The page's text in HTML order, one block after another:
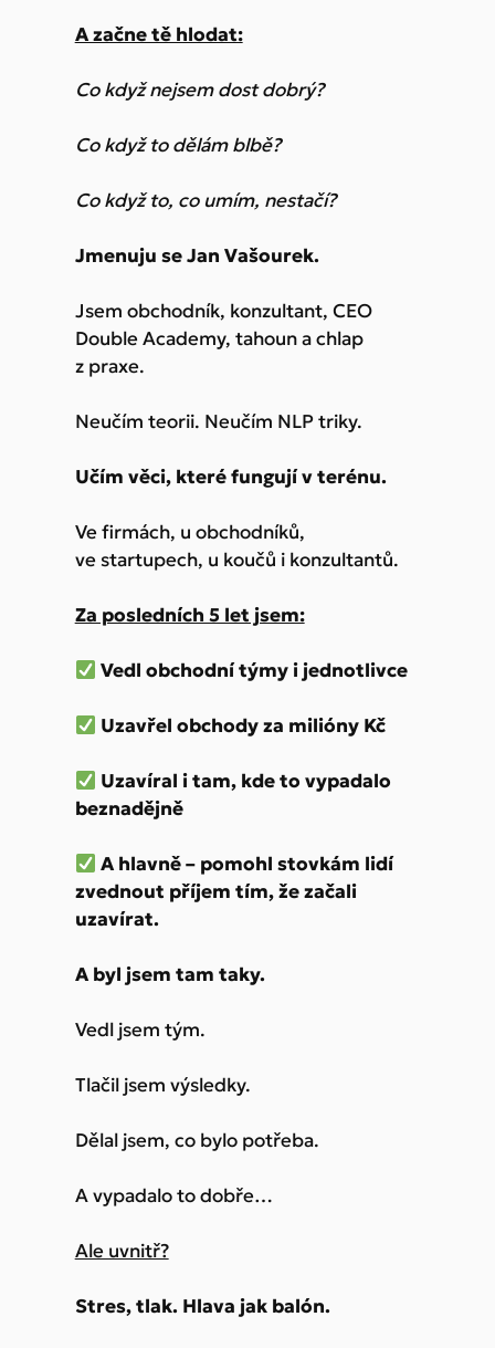
A začne tě hlodat:
Co když nejsem dost dobrý?
Co když to dělám blbě?
Co když to, co umím, nestačí?
Jmenuju se Jan Vašourek.
Jsem obchodník, konzultant, CEO
Double Academy, tahoun a chlap
z praxe.
Neučím teorii. Neučím NLP triky.
Učím věci, které fungují v terénu.
Ve firmách, u obchodníků,
ve startupech, u koučů i konzultantů.
Za posledních 5 let jsem:
Vedl obchodní týmy i jednotlivce
Uzavřel obchody za milióny Kč
Uzavíral i tam, kde to vypadalo
beznadějně
A hlavně – pomohl stovkám lidí
zvednout příjem tím, že začali
uzavírat.
A byl jsem tam taky.
Vedl jsem tým.
Tlačil jsem výsledky.
Dělal jsem, co bylo potřeba.
A vypadalo to dobře…
Ale uvnitř?
Stres, tlak. Hlava jak balón.